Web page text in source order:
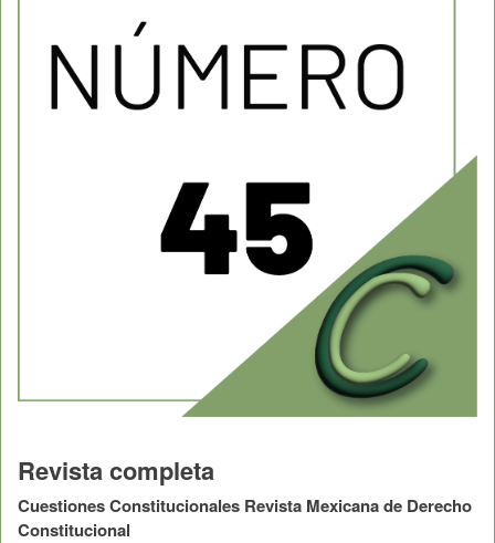
Revista completa
Cuestiones Constitucionales Revista Mexicana de Derecho
Constitucional